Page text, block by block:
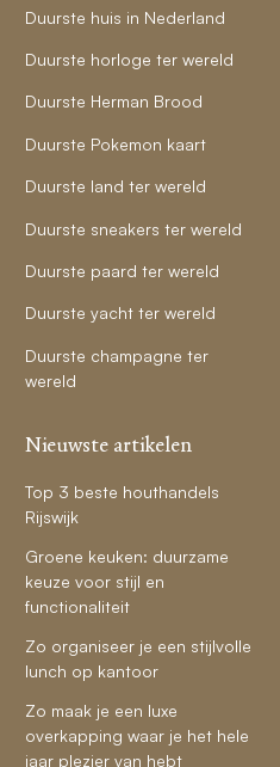
Duurste huis in Nederland
Duurste horloge ter wereld
Duurste Herman Brood
Duurste Pokemon kaart
Duurste land ter wereld
Duurste sneakers ter wereld
Duurste paard ter wereld
Duurste yacht ter wereld
Duurste champagne ter
wereld
Nieuwste artikelen
Top 3 beste houthandels
Rijswijk
Groene keuken: duurzame
keuze voor stijl en
functionaliteit
Zo organiseer je een stijlvolle
lunch op kantoor
Zo maak je een luxe
overkapping waar je het hele
jaar plezier van hebt